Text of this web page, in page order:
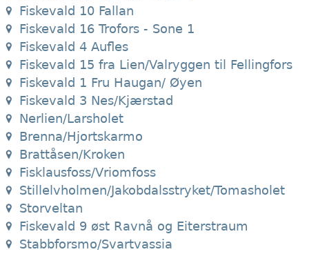
Fiskevald 10 Fallan
Fiskevald 16 Trofors - Sone 1
Fiskevald 4 Aufles
Fiskevald 15 fra Lien/Valryggen til Fellingfors
Fiskevald 1 Fru Haugan/ Øyen
Fiskevald 3 Nes/Kjærstad
Nerlien/Larsholet
Brenna/Hjortskarmo
Brattåsen/Kroken
Fisklausfoss/Vriomfoss
Stillelvholmen/Jakobdalsstryket/Tomasholet
Storveltan
Fiskevald 9 øst Ravnå og Eiterstraum
Stabbforsmo/Svartvassia